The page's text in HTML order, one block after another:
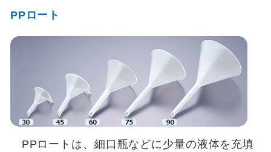
PPロート
PPロートは、細口瓶などに少量の液体を充填